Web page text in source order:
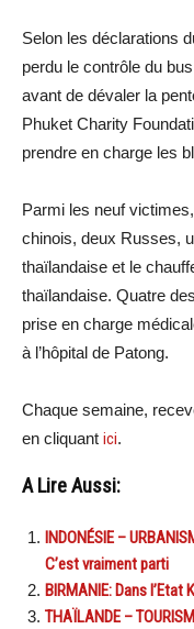
Selon les déclarations
perdu le contrôle du
avant de dévaler la
Phuket Charity
prendre en charge les
Parmi les neuf
chinois, deux Russes,
thaïlandaise et le
thaïlandaise. Quatre
prise en charge
à l’hôpital de Patong.
Chaque semaine,
en cliquant ici.
A Lire Aussi:
INDONÉSIE –
C’est vraiment parti
BIRMANIE: Dans l’Etat
THAÏLANDE –